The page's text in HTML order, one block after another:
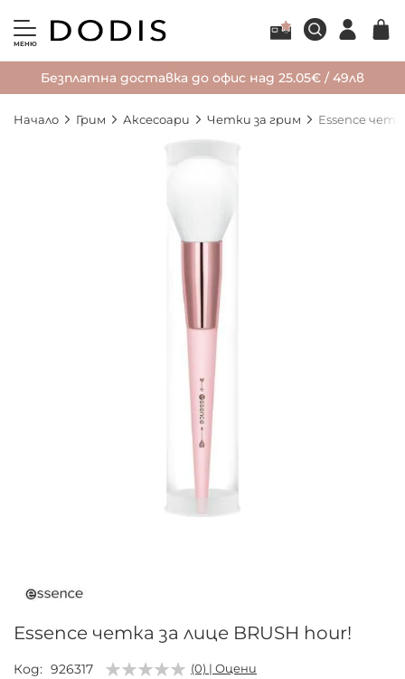
МЕНЮ
Безплатна доставка до офис над 25.05€ / 49лв
Начало Грим Аксесоари Четки за грим Essence
на
със
Essence четка за лице BRUSH hour!
Код 926317 (0) | Оцени